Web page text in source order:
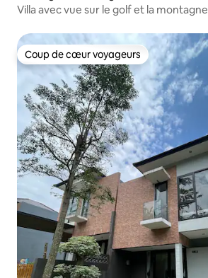
Villa avec vue sur le golf et la montagne
Coup de cœur voyageurs
Coup de cœur voyageurs